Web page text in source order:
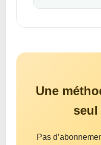
Une
seul
Pas